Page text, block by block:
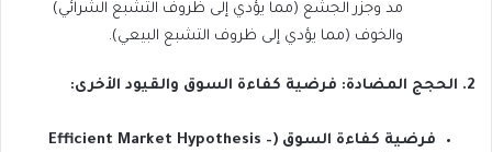
مد وجزر الجشع (مما يؤدي إلى ظروف التشبع الشرائي)
والخوف (مما يؤدي إلى ظروف التشبع البيعي).
2. الحجج المضادة: فرضية كفاءة السوق والقيود الأخرى:
فرضية كفاءة السوق (Efficient Market Hypothesis –